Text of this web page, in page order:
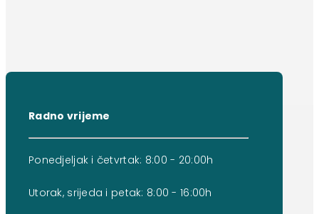
Radno vrijeme
Ponedjeljak i četvrtak: 8:00 - 20:00h
Utorak, srijeda i petak: 8:00 - 16:00h